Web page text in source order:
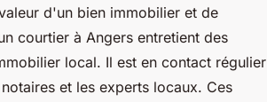
d'un bien immobilier et de
courtier à Angers entretient des
local. Il est en contact régulier
et les experts locaux. Ces